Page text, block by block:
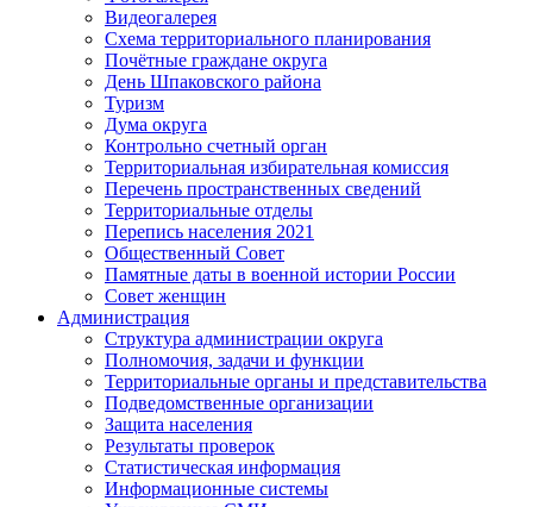
Видеогалерея
Схема территориального планирования
Почётные граждане округа
День Шпаковского района
Туризм
Дума округа
Контрольно счетный орган
Территориальная избирательная комиссия
Перечень пространственных сведений
Территориальные отделы
Перепись населения 2021
Общественный Совет
Памятные даты в военной истории России
Совет женщин
Администрация
Структура администрации округа
Полномочия, задачи и функции
Территориальные органы и представительства
Подведомственные организации
Защита населения
Результаты проверок
Статистическая информация
Информационные системы